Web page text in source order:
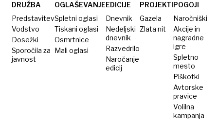
ogledov
za
popolne
nesmisle
DRUŽBA
Predstavitev
Vodstvo
Dosežki
Sporočila za
javnost
OGLAŠEVANJE
Spletni oglasi
Tiskani oglasi
Osmrtnice
Mali oglasi
EDICIJE
Dnevnik
Nedeljski
dnevnik
Razvedrilo
Naročanje
edicij
PROJEKTI
Gazela
Zlata nit
POGOJI
Naročniški
Akcije in
nagradne
igre
Spletno
mesto
Piškotki
Avtorske
pravice
Volilna
kampanja